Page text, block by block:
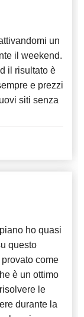
un
il weekend.
il risultato è
e prezzi
siti senza
ho quasi
questo
come
è un ottimo
le
durante la